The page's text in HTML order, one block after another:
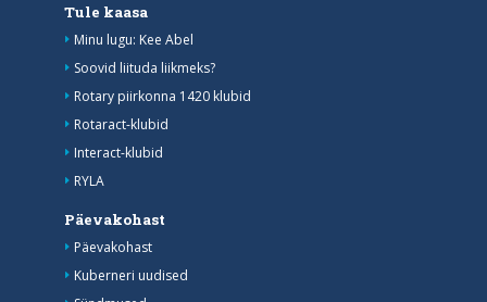
Tule kaasa
Minu lugu: Kee Abel
Soovid liituda liikmeks?
Rotary piirkonna 1420 klubid
Rotaract-klubid
Interact-klubid
RYLA
Päevakohast
Päevakohast
Kuberneri uudised